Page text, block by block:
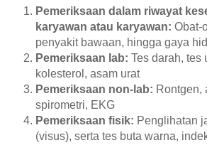
Pemeriksaan dalam riwayat
karyawan atau karyawan: Obat-
penyakit bawaan, hingga gaya
Pemeriksaan lab: Tes darah, tes
kolesterol, asam urat
Pemeriksaan non-lab: Rontgen,
spirometri, EKG
Pemeriksaan fisik: Penglihatan
(visus), serta tes buta warna,